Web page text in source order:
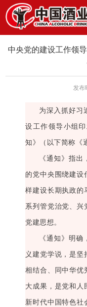
中央党的建设工作领
发布
为深入抓好习
设工作领导小组
知》（以下简称《
《通知》指
的党中央围绕建设
样建设长期执政的
系列管党治党、兴
党建思想。
《通知》明
义建党学说，是
相结合、同中华优
大成果，是党和人
新时代中国特色社